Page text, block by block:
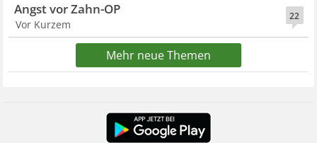
22
Angst vor Zahn-OP
Vor Kurzem
Mehr neue Themen